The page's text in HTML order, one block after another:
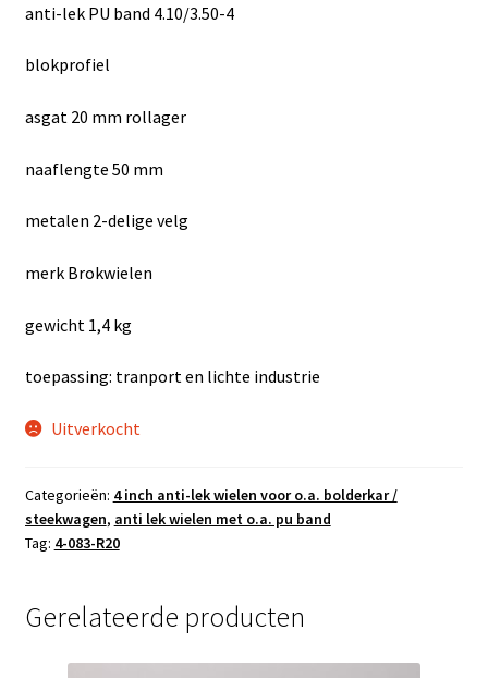
anti-lek PU band 4.10/3.50-4
blokprofiel
asgat 20 mm rollager
naaflengte 50 mm
metalen 2-delige velg
merk Brokwielen
gewicht 1,4 kg
toepassing: tranport en lichte industrie
Uitverkocht
Categorieën: 4 inch anti-lek wielen voor o.a. bolderkar /
steekwagen, anti lek wielen met o.a. pu band
Tag: 4-083-R20
Gerelateerde producten